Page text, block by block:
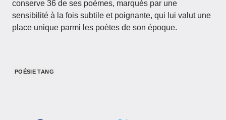
conserve 36 de ses poèmes, marqués par une
sensibilité à la fois subtile et poignante, qui lui valut une
place unique parmi les poètes de son époque.
POÉSIE TANG